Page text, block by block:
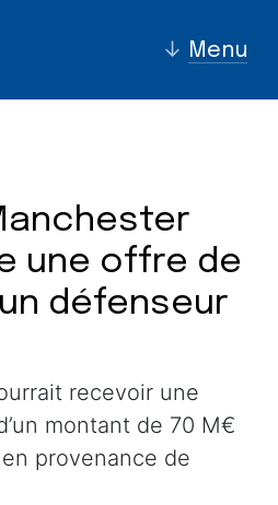
↓ Menu
une offre de
défenseur
recevoir une
montant de 70 M€
provenance de